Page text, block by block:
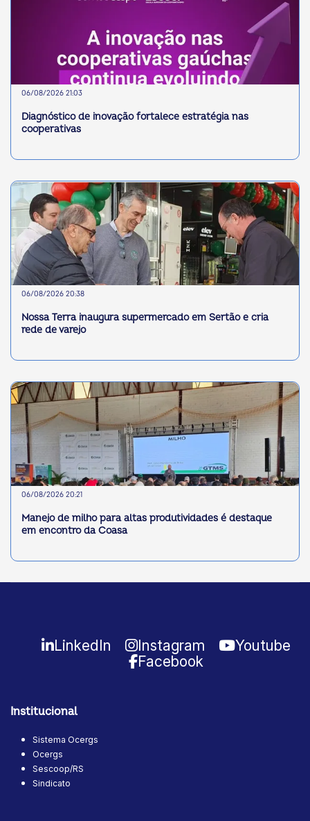
06/08/2026 21:03
Diagnóstico de inovação fortalece estratégia nas
cooperativas
06/08/2026 20:38
Nossa Terra inaugura supermercado em Sertão e cria
rede de varejo
06/08/2026 20:21
Manejo de milho para altas produtividades é destaque
em encontro da Coasa
LinkedIn Instagram
Youtube
Facebook
Institucional
Sistema Ocergs
Ocergs
Sescoop/RS
Sindicato